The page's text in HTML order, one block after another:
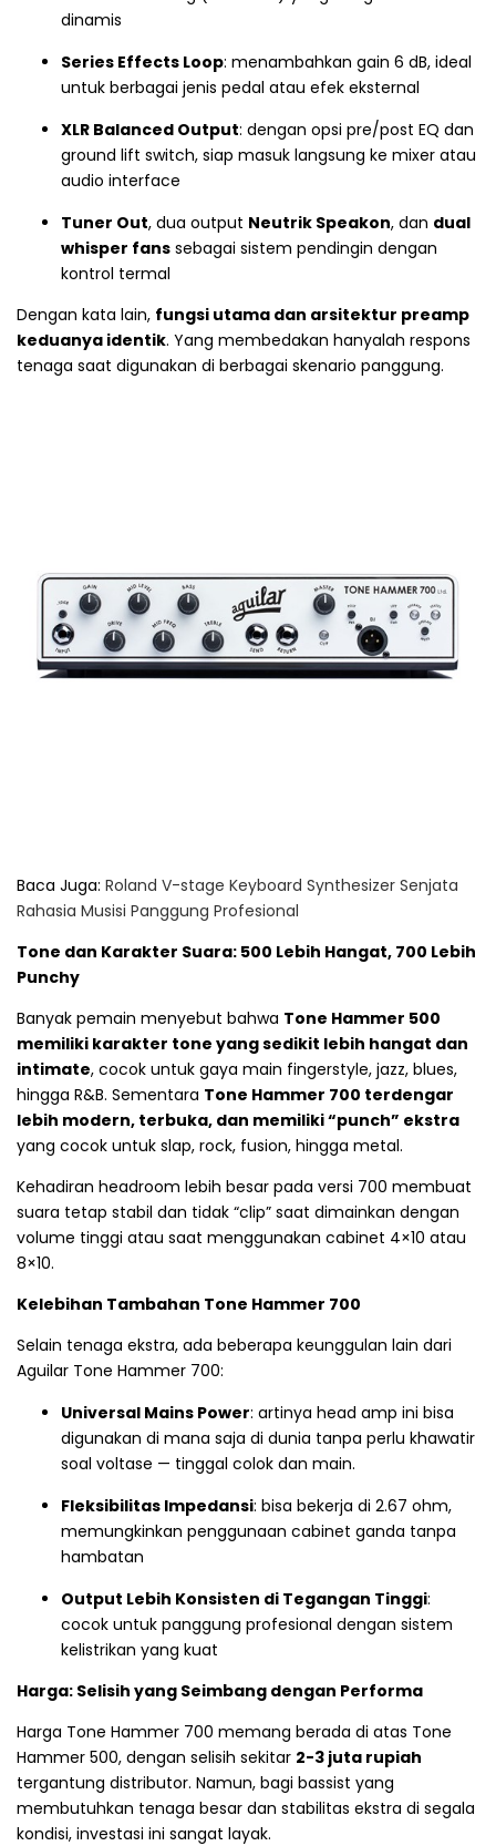
dinamis
Series Effects Loop: menambahkan gain 6 dB, ideal
untuk berbagai jenis pedal atau efek eksternal
XLR Balanced Output: dengan opsi pre/post EQ dan
ground lift switch, siap masuk langsung ke mixer atau
audio interface
Tuner Out, dua output Neutrik Speakon, dan dual
whisper fans sebagai sistem pendingin dengan
kontrol termal
Dengan kata lain, fungsi utama dan arsitektur preamp
keduanya identik. Yang membedakan hanyalah respons
tenaga saat digunakan di berbagai skenario panggung.
Baca Juga: Roland V-stage Keyboard Synthesizer Senjata
Rahasia Musisi Panggung Profesional
Tone dan Karakter Suara: 500 Lebih Hangat, 700 Lebih
Punchy
Banyak pemain menyebut bahwa Tone Hammer 500
memiliki karakter tone yang sedikit lebih hangat dan
intimate, cocok untuk gaya main fingerstyle, jazz, blues,
hingga R&B. Sementara Tone Hammer 700 terdengar
lebih modern, terbuka, dan memiliki “punch” ekstra
yang cocok untuk slap, rock, fusion, hingga metal.
Kehadiran headroom lebih besar pada versi 700 membuat
suara tetap stabil dan tidak “clip” saat dimainkan dengan
volume tinggi atau saat menggunakan cabinet 4×10 atau
8×10.
Kelebihan Tambahan Tone Hammer 700
Selain tenaga ekstra, ada beberapa keunggulan lain dari
Aguilar Tone Hammer 700:
Universal Mains Power: artinya head amp ini bisa
digunakan di mana saja di dunia tanpa perlu khawatir
soal voltase — tinggal colok dan main.
Fleksibilitas Impedansi: bisa bekerja di 2.67 ohm,
memungkinkan penggunaan cabinet ganda tanpa
hambatan
Output Lebih Konsisten di Tegangan Tinggi:
cocok untuk panggung profesional dengan sistem
kelistrikan yang kuat
Harga: Selisih yang Seimbang dengan Performa
Harga Tone Hammer 700 memang berada di atas Tone
Hammer 500, dengan selisih sekitar 2-3 juta rupiah
tergantung distributor. Namun, bagi bassist yang
membutuhkan tenaga besar dan stabilitas ekstra di segala
kondisi, investasi ini sangat layak.